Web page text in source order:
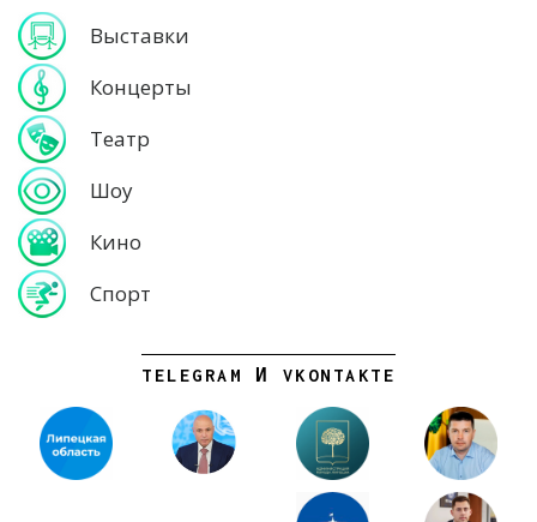
Выставки
Концерты
Театр
Шоу
Кино
Спорт
TELEGRAM И VKONTAKTE